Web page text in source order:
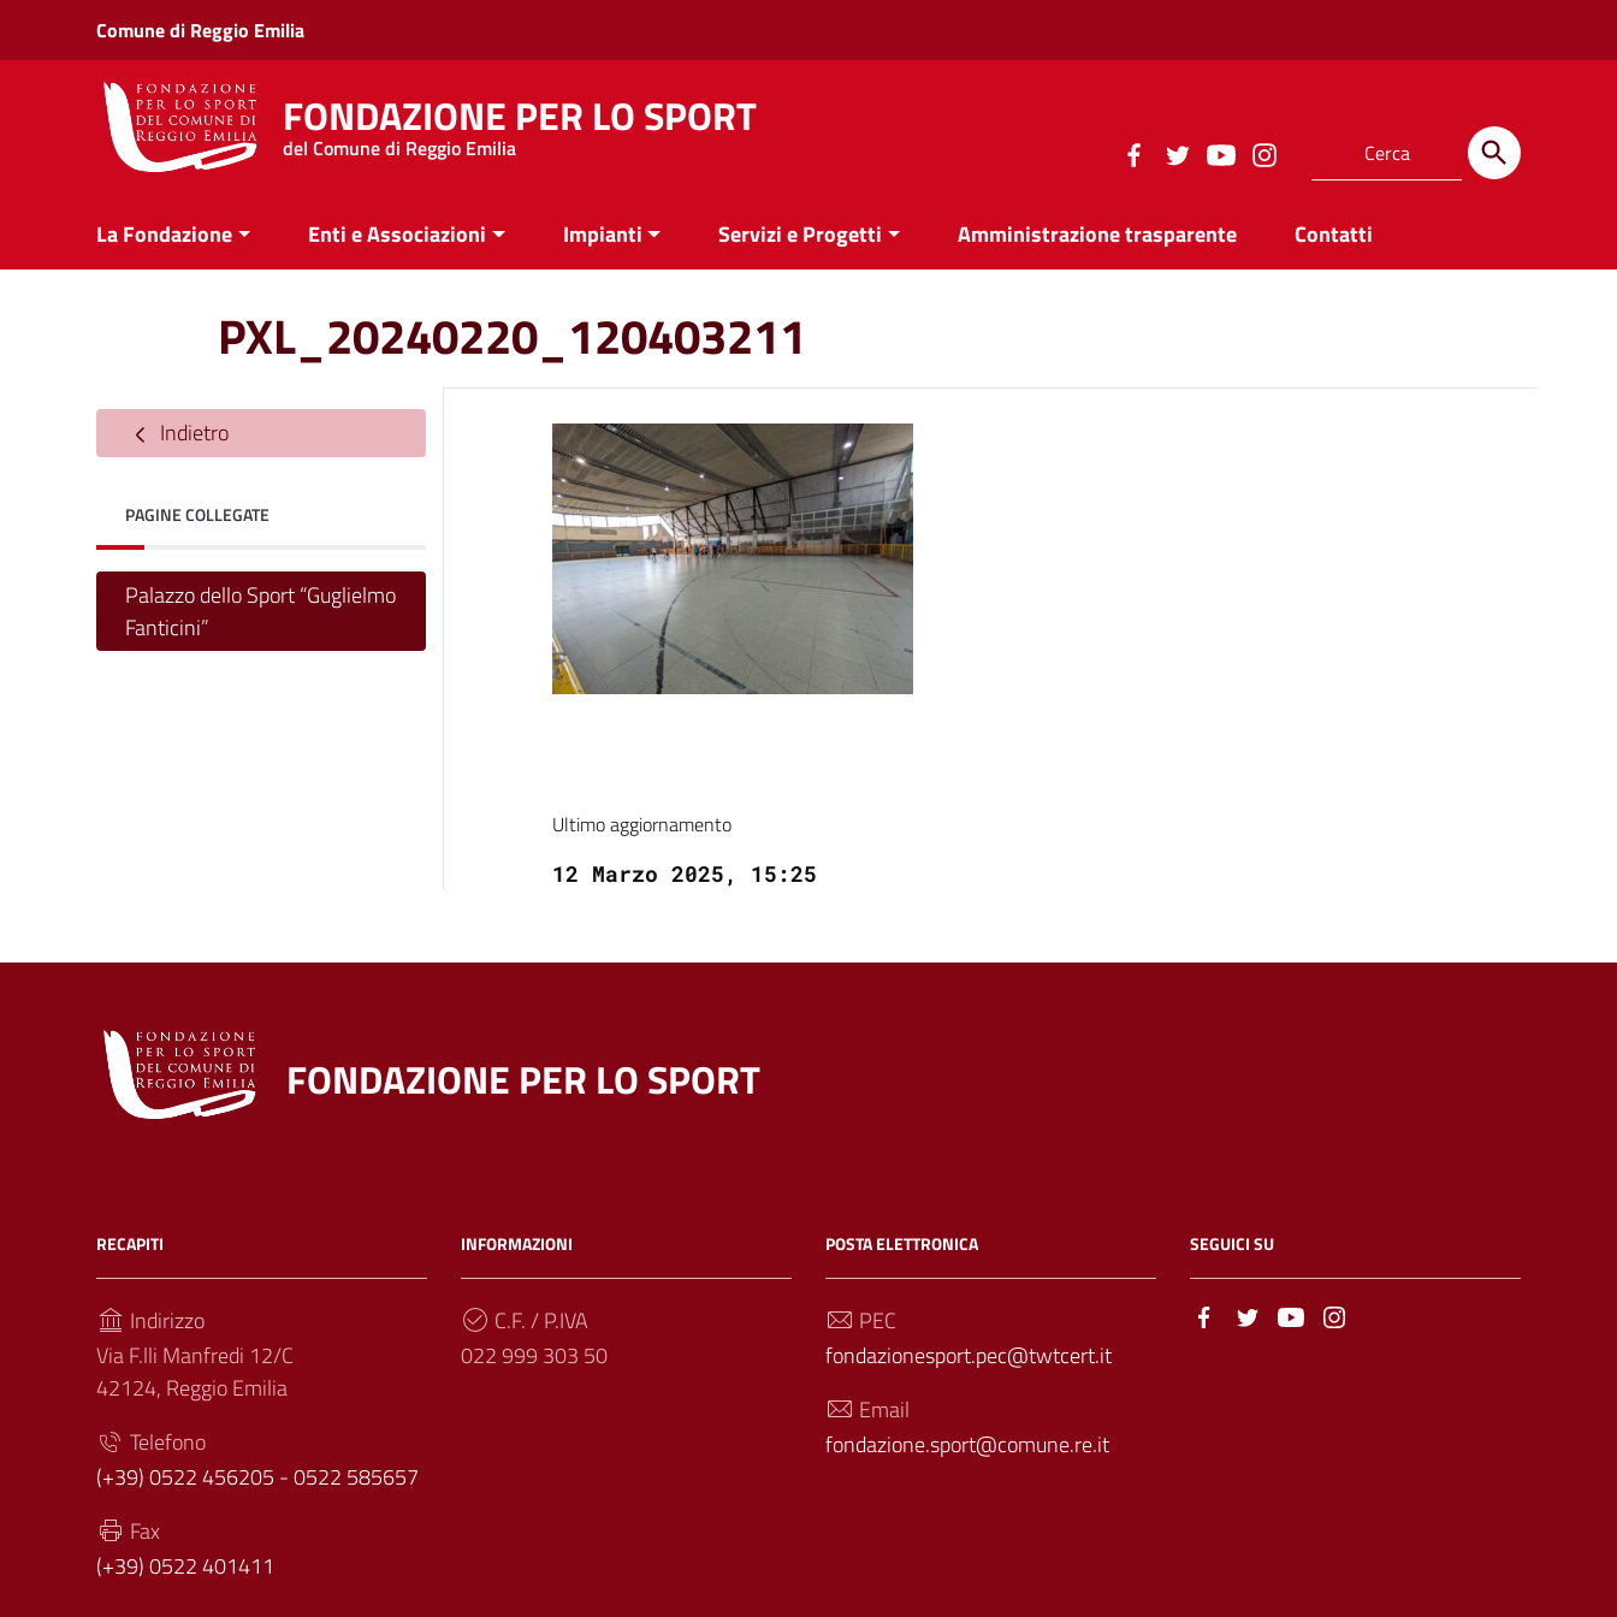
Vai ai contenuti
Vai al menu di navigazione
Vai al footer
Comune di Reggio Emilia
FONDAZIONE PER LO SPORT
del Comune di Reggio Emilia
La Fondazione Enti e Associazioni Impianti Servizi e Progetti Amministrazione trasparente Contatti
PXL_20240220_120403211
Indietro
PAGINE COLLEGATE
Palazzo dello Sport “Guglielmo
Fanticini”
Ultimo aggiornamento
12 Marzo 2025, 15:25
FONDAZIONE PER LO SPORT
RECAPITI
Indirizzo
Via F.lli Manfredi 12/C
42124, Reggio Emilia
Telefono
(+39) 0522 456205 - 0522 585657
Fax
(+39) 0522 401411
INFORMAZIONI
C.F. / P.IVA
022 999 303 50
POSTA ELETTRONICA
PEC
fondazionesport.pec@twtcert.it
Email
fondazione.sport@comune.re.it
SEGUICI SU